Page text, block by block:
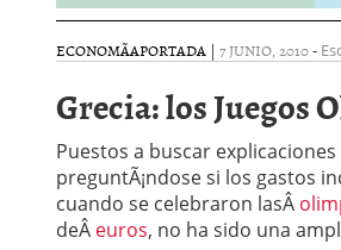
a la
cómo
cambiando
gestión
del
ahorro
en
ECONOMÃ­APORTADA | 7 JUNIO, 2010-
Grecia: los Juegos
Puestos a buscar
preguntÃ¡ndose si los gastos
cuando se celebraron lasÂ
deÂ euros, no ha sido una